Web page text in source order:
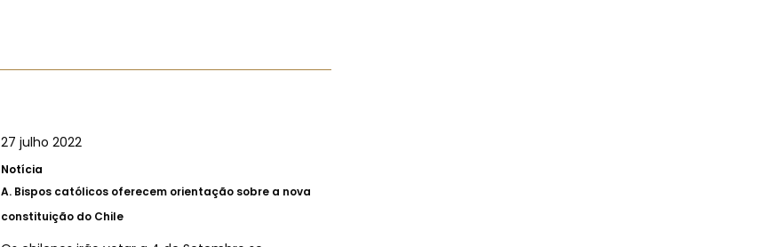
27 julho 2022
Notícia
A. Bispos católicos oferecem orientação sobre a nova
constituição do Chile